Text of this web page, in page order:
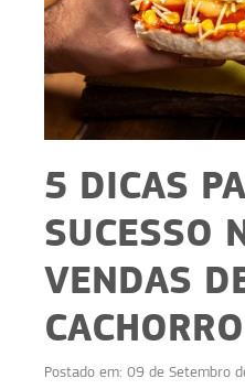
5 DICAS
SUCESSO
VENDAS
Postado em: 09 de Setembro